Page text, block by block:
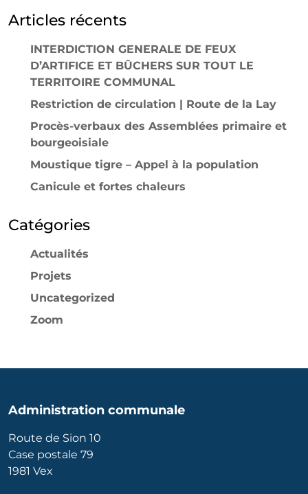
Articles récents
INTERDICTION GENERALE DE FEUX
D’ARTIFICE ET BÛCHERS SUR TOUT LE
TERRITOIRE COMMUNAL
Restriction de circulation | Route de la Lay
Procès-verbaux des Assemblées primaire et
bourgeoisiale
Moustique tigre – Appel à la population
Canicule et fortes chaleurs
Catégories
Actualités
Projets
Uncategorized
Zoom
Administration communale
Route de Sion 10
Case postale 79
1981 Vex